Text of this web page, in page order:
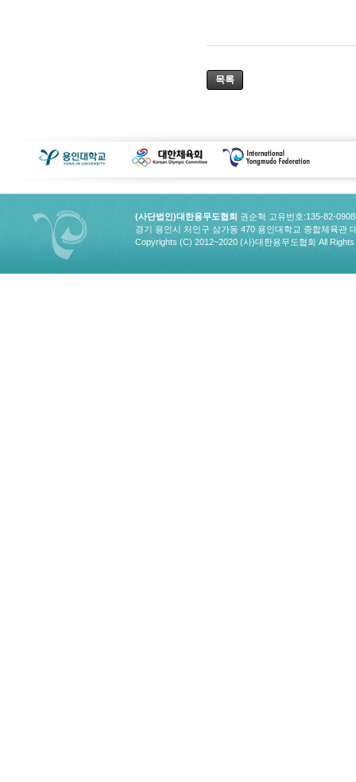
목록
(사단법인)대한용무도협회 권순혁 고유번호:135-82-
경기 용인시 처인구 삼가동 470 용인대학교 종합체육관
Copyrights (C) 2012~2020 (사)대한용무도협회 All